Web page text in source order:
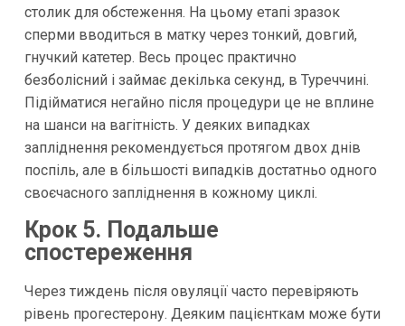
столик для обстеження. На цьому етапі зразок
сперми вводиться в матку через тонкий, довгий,
гнучкий катетер. Весь процес практично
безболісний і займає декілька секунд, в Туреччині.
Підійматися негайно після процедури це не вплине
на шанси на вагітність. У деяких випадках
запліднення рекомендується протягом двох днів
поспіль, але в більшості випадків достатньо одного
своєчасного запліднення в кожному циклі.
Крок 5. Подальше
спостереження
Через тиждень після овуляції часто перевіряють
рівень прогестерону. Деяким пацієнткам може бути